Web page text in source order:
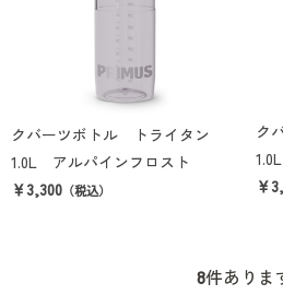
クバーツボトル トライタン
1.0L アルパインフロスト
￥3,300 （税込）
ク
￥
8件ありま